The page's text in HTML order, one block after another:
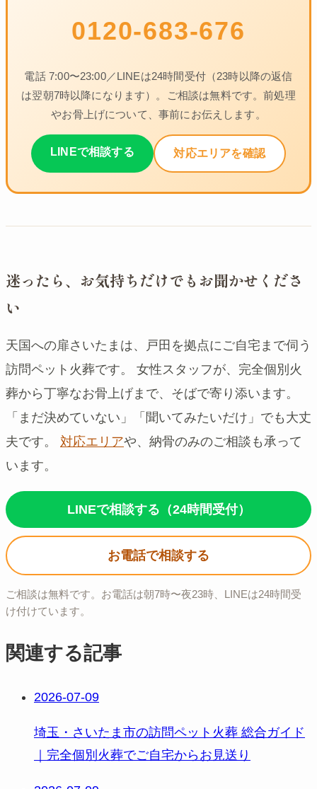
0120-683-676
電話 7:00〜23:00／LINEは24時間受付（23時以降の返信
は翌朝7時以降になります）。ご相談は無料です。前処理
やお骨上げについて、事前にお伝えします。
LINEで相談する 対応エリアを確認
迷ったら、お気持ちだけでもお聞かせくださ
い
天国への扉さいたまは、戸田を拠点にご自宅まで伺う
訪問ペット火葬です。 女性スタッフが、完全個別火
葬から丁寧なお骨上げまで、そばで寄り添います。
「まだ決めていない」「聞いてみたいだけ」でも大丈
夫です。 対応エリアや、納骨のみのご相談も承って
います。
LINEで相談する（24時間受付）
お電話で相談する
ご相談は無料です。お電話は朝7時〜夜23時、LINEは24時間受
け付けています。
関連する記事
2026-07-09
埼玉・さいたま市の訪問ペット火葬 総合ガイド
｜完全個別火葬でご自宅からお見送り